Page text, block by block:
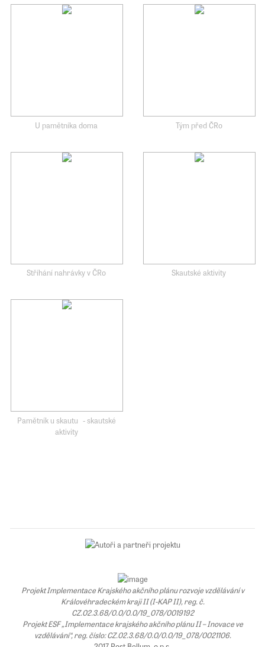
U pamětníka doma Tým před ČRo
Stříhání nahrávky v ČRo Skautské aktivity
Pamětník u skautu - skautské
aktivity
Projekt Implementace Krajského akčního plánu rozvoje vzdělávání v
Královéhradeckém kraji II (I-KAP II), reg. č.
CZ.02.3.68/0.0/0.0/19_078/0019192
Projekt ESF „Implementace krajského akčního plánu II – Inovace ve
vzdělávání“, reg. číslo: CZ.02.3.68/0.0/0.0/19_078/0021106.